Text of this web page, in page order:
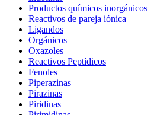
Productos químicos inorgánicos
Reactivos de pareja iónica
Ligandos
Orgánicos
Oxazoles
Reactivos Peptídicos
Fenoles
Piperazinas
Pirazinas
Piridinas